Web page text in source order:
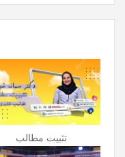
تثبیت مطالب